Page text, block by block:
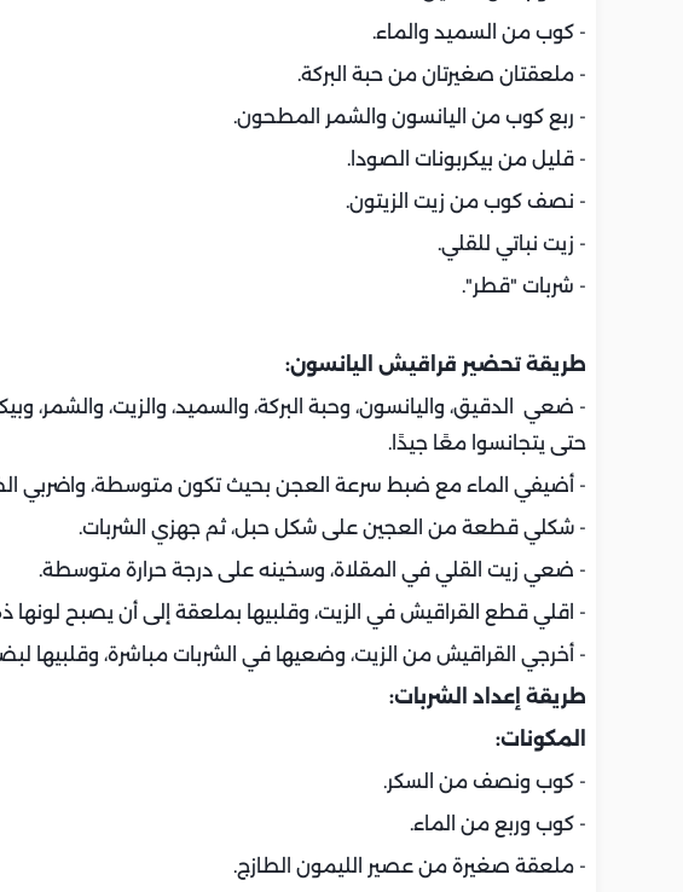
- كوب من السميد والماء.
- ملعقتان صغيرتان من حبة البركة.
- ربع كوب من اليانسون والشمر المطحون.
- قليل من بيكربونات الصودا.
- نصف كوب من زيت الزيتون.
- زيت نباتي للقلي.
- شربات "قطر".
طريقة تحضير قراقيش اليانسون:
- ضعي الدقيق، واليانسون، وحبة البركة، والسميد، والزيت، والشمر،
حتى يتجانسوا معًا جيدًا.
- أضيفي الماء مع ضبط سرعة العجن بحيث تكون متوسطة، واضربي
- شكلي قطعة من العجين على شكل حبل، ثم جهزي الشربات.
- ضعي زيت القلي في المقلاة، وسخينه على درجة حرارة متوسطة.
- اقلي قطع القراقيش في الزيت، وقلبيها بملعقة إلى أن يصبح لونها
- أخرجي القراقيش من الزيت، وضعيها في الشربات مباشرة، وقلبيها
طريقة إعداد الشربات:
المكونات:
- كوب ونصف من السكر.
- كوب وربع من الماء.
- ملعقة صغيرة من عصير الليمون الطازج.